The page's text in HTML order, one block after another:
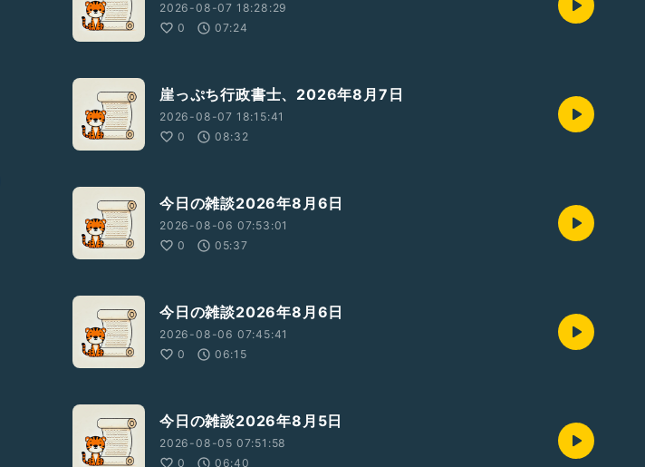
2026-08-07 18:28:29
0
07:24
崖っぷち行政書士、2026年8月7日
2026-08-07 18:15:41
0
08:32
今日の雑談2026年8月6日
2026-08-06 07:53:01
0
05:37
今日の雑談2026年8月6日
2026-08-06 07:45:41
0
06:15
今日の雑談2026年8月5日
2026-08-05 07:51:58
0
06:40